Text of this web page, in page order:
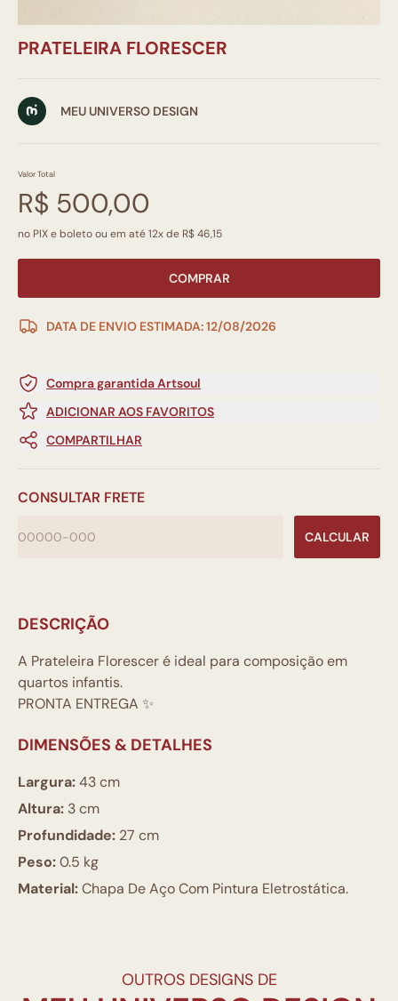
PRATELEIRA FLORESCER
MEU UNIVERSO DESIGN
Valor Total
R$ 500,00
no PIX e boleto ou em até 12x de R$ 46,15
COMPRAR
DATA DE ENVIO ESTIMADA: 12/08/2026
Compra garantida Artsoul
ADICIONAR AOS FAVORITOS
COMPARTILHAR
CONSULTAR FRETE
CALCULAR
DESCRIÇÃO
A Prateleira Florescer é ideal para composição em
quartos infantis.
PRONTA ENTREGA ✨
DIMENSÕES & DETALHES
Largura:43 cm
Altura: 3 cm
Profundidade: 27 cm
Peso:0.5 kg
Material:Chapa De Aço Com Pintura Eletrostática.
OUTROS DESIGNS DE